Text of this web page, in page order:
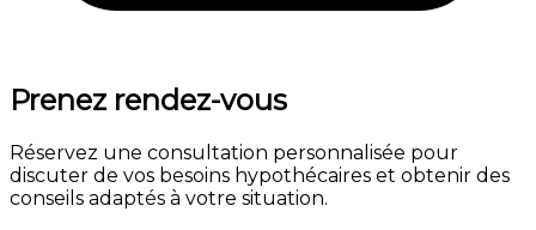
Prenez rendez-vous
Réservez une consultation personnalisée pour
discuter de vos besoins hypothécaires et obtenir des
conseils adaptés à votre situation.